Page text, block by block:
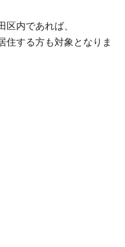
区内であれば、
住する方も対象となりま